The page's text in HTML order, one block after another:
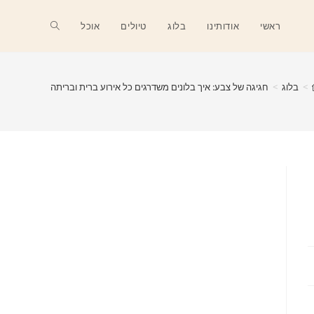
ראשי אודותינו בלוג טיולים אוכל Toggle
> בלוג > חגיגה של צבע: איך בלונים משדרגים כל אירוע ברית ובריתה